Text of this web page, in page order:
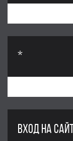
*
ВХОД НА САЙТ